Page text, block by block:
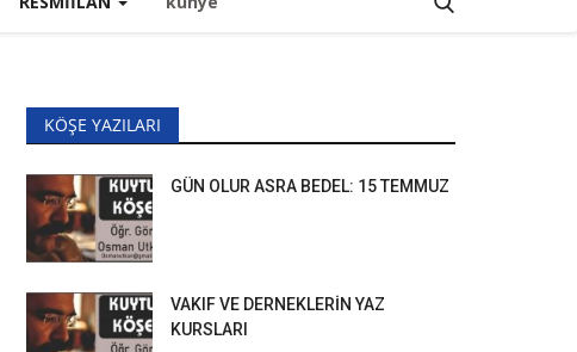
KÖŞE YAZILARI
GÜN OLUR ASRA BEDEL: 15 TEMMUZ
VAKIF VE DERNEKLERİN YAZ
KURSLARI